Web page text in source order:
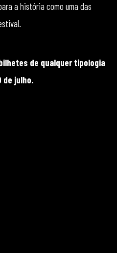
a história como uma das
de qualquer tipologia
de julho.